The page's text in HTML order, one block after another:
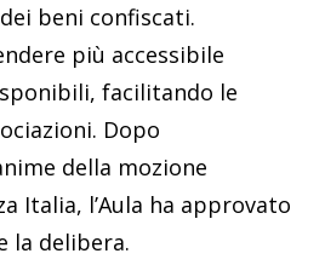
beni confiscati.
più accessibile
facilitando le
Dopo
della mozione
Italia, l’Aula ha approvato
la delibera.